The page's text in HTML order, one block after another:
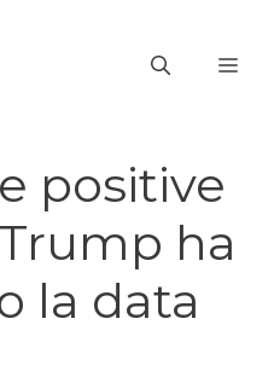
positive
ha
la data